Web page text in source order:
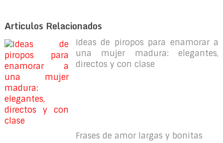
Articulos Relacionados
Ideas de piropos para enamorar a
una mujer madura: elegantes,
directos y con clase
Frases de amor largas y bonitas